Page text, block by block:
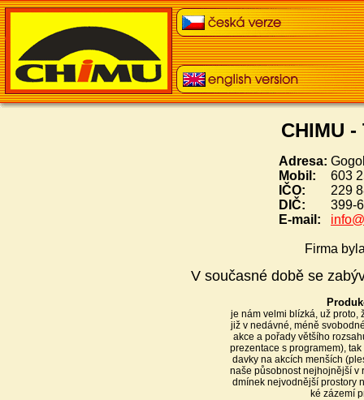
CHIMU
Adresa:
Mobil:
603
IČO:
229
DIČ:
399-
E-mail:
Firma
V současné době se
je nám velmi blízká, už proto,
již v nedávné, méně
akce a pořady většího
prezentace s programem),
davky na akcích menších
naše působnost nejhojnější v
dmínek nejvodnější prostory
ké zázemí